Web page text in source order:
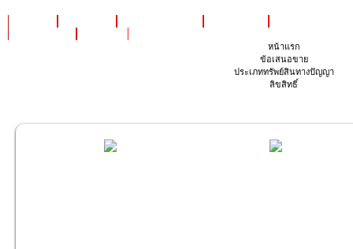
หน้าแรก
ข้อเสนอขาย
ประเภททรัพย์สินทางปัญญา
ลิขสิทธิ์